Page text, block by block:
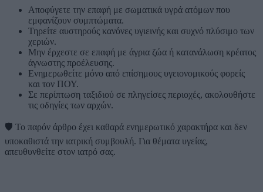
Αποφύγετε την επαφή με σωματικά υγρά ατόμων που
εμφανίζουν συμπτώματα.
Τηρείτε αυστηρούς κανόνες υγιεινής και συχνό πλύσιμο των
χεριών.
Μην έρχεστε σε επαφή με άγρια ζώα ή κατανάλωση κρέατος
άγνωστης προέλευσης.
Ενημερωθείτε μόνο από επίσημους υγειονομικούς φορείς
και τον ΠΟΥ.
Σε περίπτωση ταξιδιού σε πληγείσες περιοχές, ακολουθήστε
τις οδηγίες των αρχών.
🛡️ Το παρόν άρθρο έχει καθαρά ενημερωτικό χαρακτήρα και δεν
υποκαθιστά την ιατρική συμβουλή. Για θέματα υγείας,
απευθυνθείτε στον ιατρό σας.